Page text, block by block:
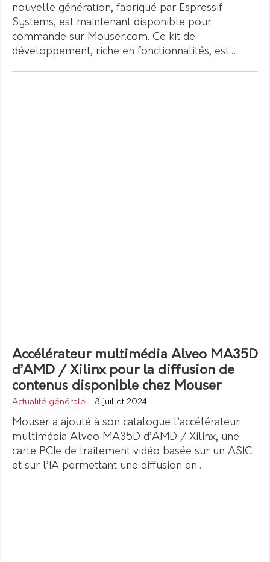
nouvelle génération, fabriqué par Espressif
Systems, est maintenant disponible pour
commande sur Mouser.com. Ce kit de
développement, riche en fonctionnalités, est…
Accélérateur multimédia Alveo MA35D
d’AMD / Xilinx pour la diffusion de
contenus disponible chez Mouser
Actualité générale 8 juillet 2024
Mouser a ajouté à son catalogue l’accélérateur
multimédia Alveo MA35D d’AMD / Xilinx, une
carte PCIe de traitement vidéo basée sur un ASIC
et sur l’IA permettant une diffusion en…